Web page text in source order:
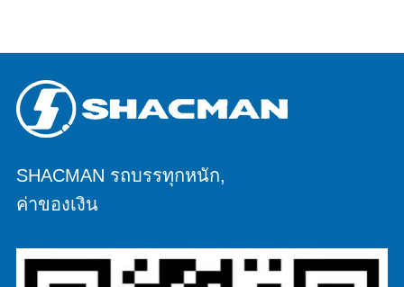
SHACMAN รถบรรทุกหนัก,
ค่าของเงิน